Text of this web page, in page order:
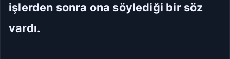
işlerden sonra ona söylediği bir söz
vardı.